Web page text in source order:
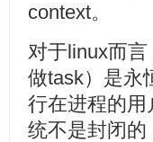
context。
对于linux而
做task）是永
行在进程的
统不是封闭